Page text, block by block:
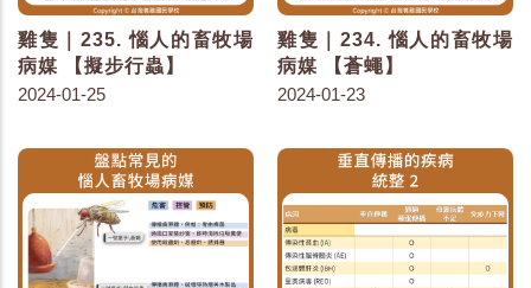
雞隻｜235. 惱人的畜牧場
病媒 【擬步行蟲】
2024-01-25
雞隻｜234. 惱人的畜牧場
病媒 【蒼蠅】
2024-01-23